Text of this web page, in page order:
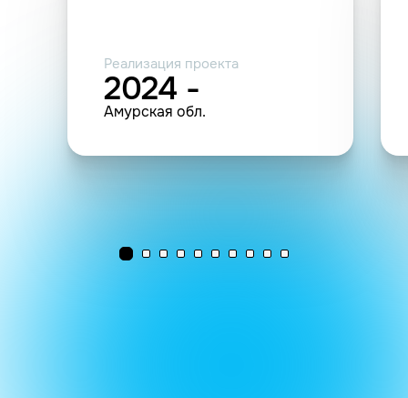
Реализация проекта
2024 -
Амурская обл.